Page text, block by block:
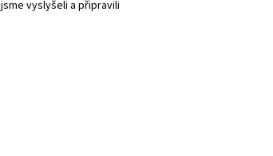
vyslyšeli a připravili